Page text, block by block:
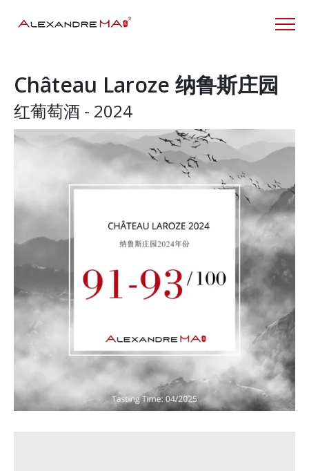
Château Laroze 纳鲁斯庄园
红葡萄酒 - 2024